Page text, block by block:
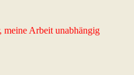
Arbeit unabhängig